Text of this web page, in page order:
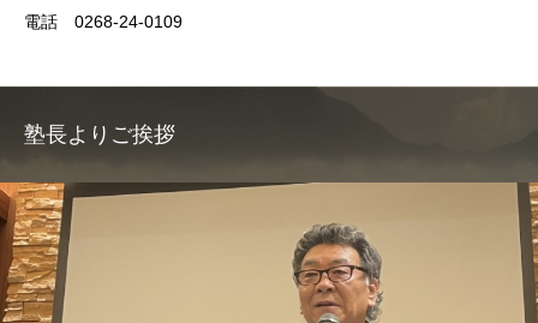
電話 0268-24-0109
塾長よりご挨拶